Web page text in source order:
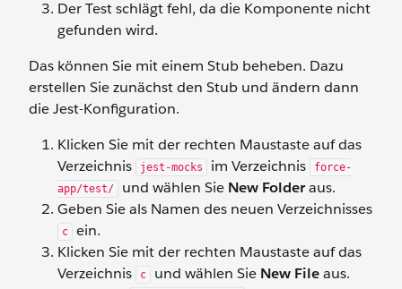
Der Test schlägt fehl, da die Komponente nicht
gefunden wird.
Das können Sie mit einem Stub beheben. Dazu
erstellen Sie zunächst den Stub und ändern dann
die Jest-Konfiguration.
Klicken Sie mit der rechten Maustaste auf das
Verzeichnis
jest-mocks im Verzeichnis
force-
app/test/
und wählen Sie New Folderaus.
Geben Sie als Namen des neuen Verzeichnisses
c
ein.
Klicken Sie mit der rechten Maustaste auf das
Verzeichnis
c und wählen Sie New Fileaus.